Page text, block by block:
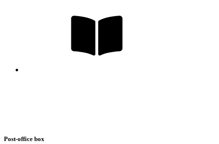
Post-office box